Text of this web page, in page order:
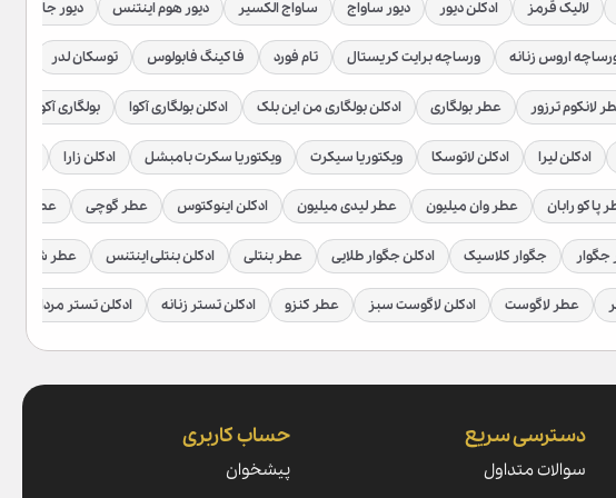
در این پروژه، اندی تاور عطرهایی با الهام از شخصیت‌های فیلم‌های پرا
در سال ۲۰۰۹، توانست ارتباط نزدیکی با علاقه‌مندان و جامعه عطرسازی برقرار کند.
خرید ادکلن زنانه
مدیران سایت، پیگرد قانونی دارد.
لالیک قرمز ادکلن دیور دیور ساواج ساواج الکسیر دیور هوم اینتنس دیور جادور
اروس زنانه ورساچه برایت کریستال تام فورد فاکینگ فابولوس توسکان لدر
لانکوم ترزور عطر بولگاری ادکلن بولگاری من این بلک ادکلن بولگاری آکوا بولگاری آکوا
ادکلن لیرا ادکلن لاتوسکا ویکتوریا سیکرت ویکتوریا سکرت بامبشل ادکلن زارا
پاکو رابان عطر وان میلیون عطر لیدی میلیون ادکلن اینوکتوس عطر گوچی عطر
جگوار کلاسیک ادکلن جگوار طلایی عطر بنتلی ادکلن بنتلی اینتنس عطر شیخ
عطر لاگوست ادکلن لاگوست سبز عطر کنزو ادکلن تستر زنانه ادکلن تستر مردانه
دسترسی سریع
سوالات متداول
حساب کاربری
پیشخوان